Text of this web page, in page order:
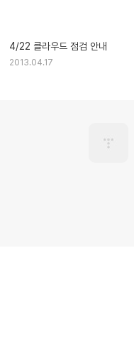
4/22 클라우드 점검 안내
2013.04.17